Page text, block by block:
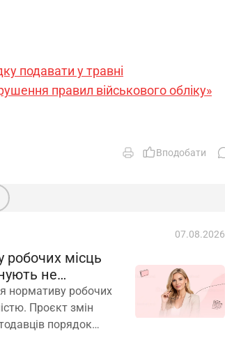
подавати у травні
правил військового обліку»
Вподобати
07.08.2026
робочих місць
не
нормативу робочих
Проєкт змін
порядок